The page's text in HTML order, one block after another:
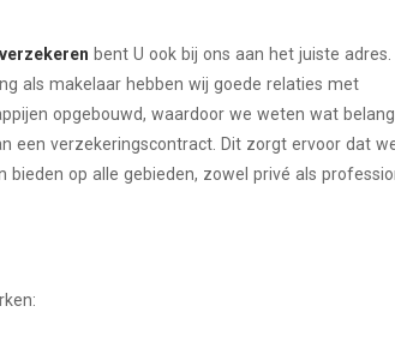
verzekeren bent U ook bij ons aan het juiste adres.
als makelaar hebben wij goede relaties met
opgebouwd, waardoor we weten wat
een verzekeringscontract. Dit zorgt ervoor dat
bieden op alle gebieden, zowel privé als